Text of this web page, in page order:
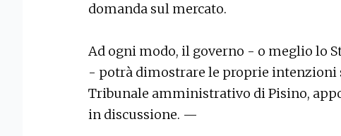
domanda sul mercato.
Ad ogni modo, il governo - o meglio lo
- potrà dimostrare le proprie intenzioni
Tribunale amministrativo di Pisino,
in discussione. —